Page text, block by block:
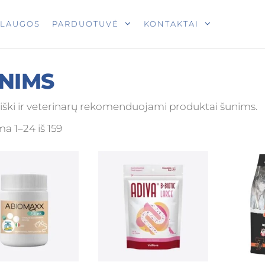
PARDUOTUVĖ KONTAKTAI
ir veterinarų rekomenduojami produktai šunims.
1–24 iš 159